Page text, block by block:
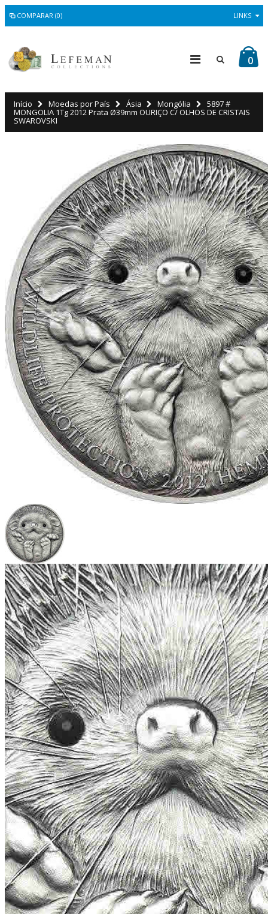
COMPARAR (0) LINKS
0
Início Moedas por País Ásia Mongólia 5897 #
MONGOLIA 1Tg 2012 Prata Ø39mm OURIÇO C/ OLHOS DE CRISTAIS
SWAROVSKI